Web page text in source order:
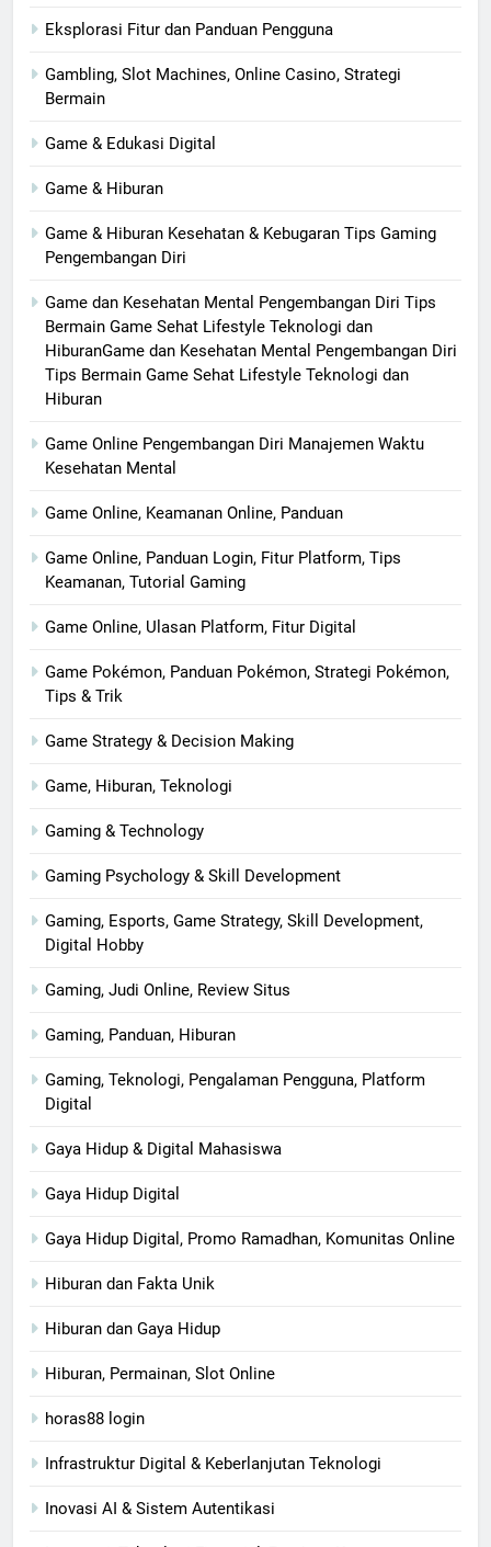
Eksplorasi Fitur dan Panduan Pengguna
Gambling, Slot Machines, Online Casino, Strategi
Bermain
Game & Edukasi Digital
Game & Hiburan
Game & Hiburan Kesehatan & Kebugaran Tips Gaming
Pengembangan Diri
Game dan Kesehatan Mental Pengembangan Diri Tips
Bermain Game Sehat Lifestyle Teknologi dan
HiburanGame dan Kesehatan Mental Pengembangan Diri
Tips Bermain Game Sehat Lifestyle Teknologi dan
Hiburan
Game Online Pengembangan Diri Manajemen Waktu
Kesehatan Mental
Game Online, Keamanan Online, Panduan
Game Online, Panduan Login, Fitur Platform, Tips
Keamanan, Tutorial Gaming
Game Online, Ulasan Platform, Fitur Digital
Game Pokémon, Panduan Pokémon, Strategi Pokémon,
Tips & Trik
Game Strategy & Decision Making
Game, Hiburan, Teknologi
Gaming & Technology
Gaming Psychology & Skill Development
Gaming, Esports, Game Strategy, Skill Development,
Digital Hobby
Gaming, Judi Online, Review Situs
Gaming, Panduan, Hiburan
Gaming, Teknologi, Pengalaman Pengguna, Platform
Digital
Gaya Hidup & Digital Mahasiswa
Gaya Hidup Digital
Gaya Hidup Digital, Promo Ramadhan, Komunitas Online
Hiburan dan Fakta Unik
Hiburan dan Gaya Hidup
Hiburan, Permainan, Slot Online
horas88 login
Infrastruktur Digital & Keberlanjutan Teknologi
Inovasi AI & Sistem Autentikasi